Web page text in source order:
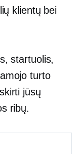
klientų bei
startuolis,
turto
jūsų
ribų.